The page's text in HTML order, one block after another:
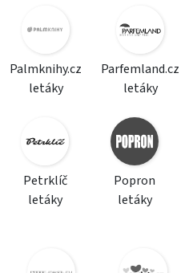
Palmknihy.cz
letáky
Parfemland.cz
letáky
Petrklíč
letáky
Popron
letáky